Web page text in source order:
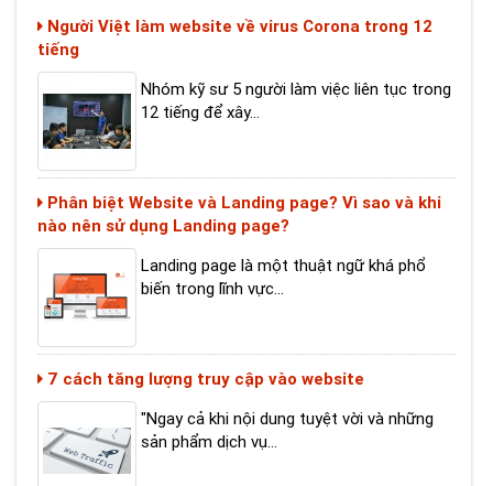
tiếng
12 tiếng để xây...
Phân biệt Website và Landing page? Vì sao và khi
nào nên sử dụng Landing page?
biến trong lĩnh vực...
7 cách tăng lượng truy cập vào website
sản phẩm dịch vụ...